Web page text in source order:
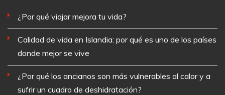
¿Por qué viajar mejora tu vida?
Calidad de vida en Islandia: por qué es uno de los países
donde mejor se vive
¿Por qué los ancianos son más vulnerables al calor y a
sufrir un cuadro de deshidratación?